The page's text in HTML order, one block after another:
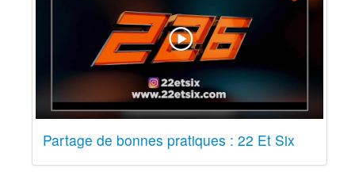
Partage de bonnes pratiques : 22 Et Six